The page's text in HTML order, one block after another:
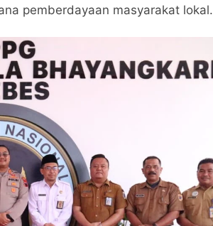
pemberdayaan masyarakat lokal.